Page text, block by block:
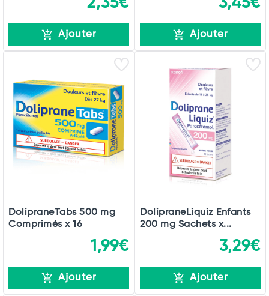
Ajouter Ajouter
DolipraneTabs 500 mg
Comprimés x 16
1,99€
Ajouter
DolipraneLiquiz Enfants
200 mg Sachets x...
3,29€
Ajouter